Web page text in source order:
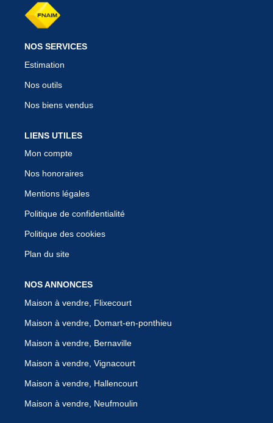
NOS SERVICES
Estimation
Nos outils
Nos biens vendus
LIENS UTILES
Mon compte
Nos honoraires
Mentions légales
Politique de confidentialité
Politique des cookies
Plan du site
NOS ANNONCES
Maison à vendre, Flixecourt
Maison à vendre, Domart-en-ponthieu
Maison à vendre, Bernaville
Maison à vendre, Vignacourt
Maison à vendre, Hallencourt
Maison à vendre, Neufmoulin